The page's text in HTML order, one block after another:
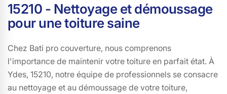
15210 - Nettoyage et démoussage
pour une toiture saine
Chez Bati pro couverture, nous comprenons
l'importance de maintenir votre toiture en parfait état. À
Ydes, 15210, notre équipe de professionnels se consacre
au nettoyage et au démoussage de votre toiture,